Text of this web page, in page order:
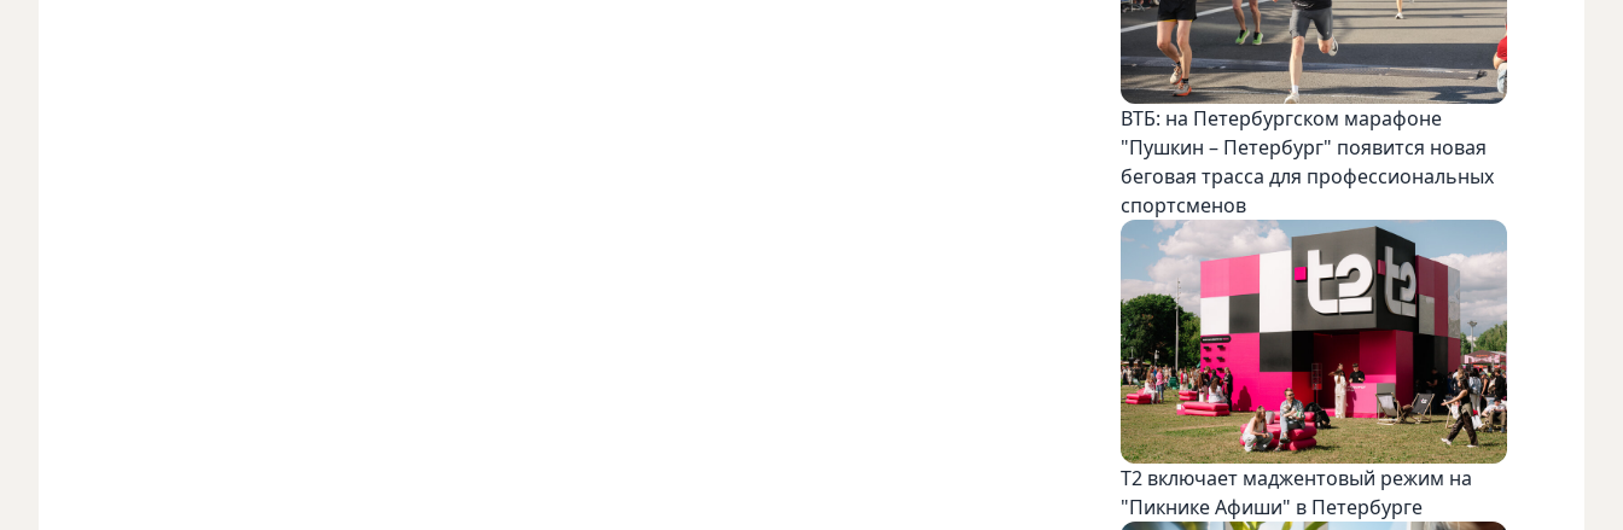
ВТБ: на Петербургском марафоне
"Пушкин – Петербург" появится новая
беговая трасса для профессиональных
спортсменов
Т2 включает маджентовый режим на
"Пикнике Афиши" в Петербурге